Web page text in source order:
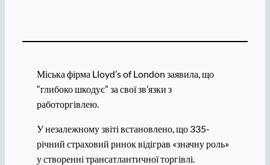
Міська фірма Lloyd’s of London заявила, що
“глибоко шкодує” за свої зв’язки з
работоргівлею.
У незалежному звіті встановлено, що 335-
річний страховий ринок відіграв «значну роль»
у створенні трансатлантичної торгівлі.